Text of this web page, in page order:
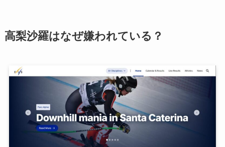
高梨沙羅はなぜ嫌われている？